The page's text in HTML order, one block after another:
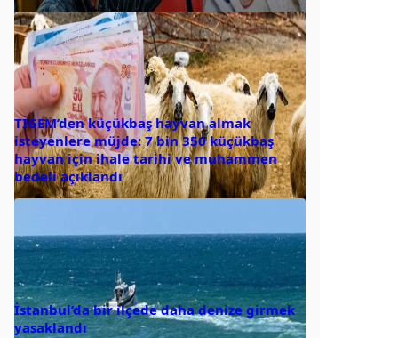
TİGEM’den küçükbaş hayvan almak
isteyenlere müjde: 7 bin 350 küçükbaş
hayvan için ihale tarihi ve muhammen
bedeli açıklandı
İstanbul’da bir ilçede daha denize girmek
yasaklandı